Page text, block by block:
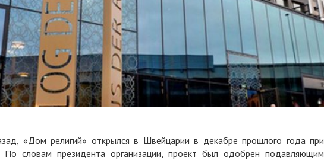
«Дом религий» открылся в Швейцарии в декабре прошлого года при
словам президента организации, проект был одобрен подавляющим